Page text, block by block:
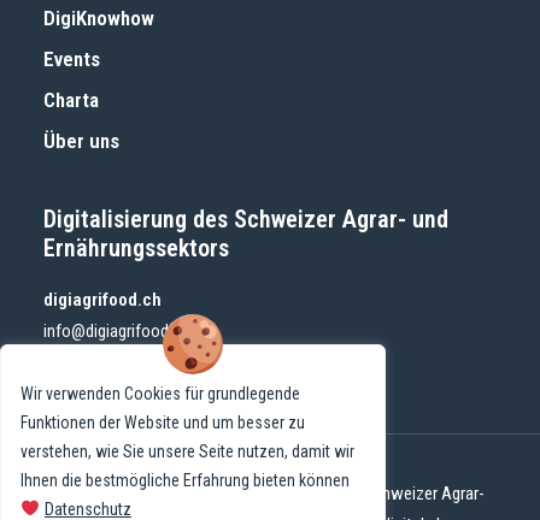
Wir verwenden Cookies für grundlegende
Funktionen der Website und um besser zu
verstehen, wie Sie unsere Seite nutzen, damit wir
Ihnen die bestmögliche Erfahrung bieten können
Datenschutz
DigiKnowhow
Events
Charta
Über uns
Digitalisierung des Schweizer Agrar- und
Ernährungssektors
digiagrifood.ch
info@digiagrifood.ch
© 2024 DigiAgriFoodCH | Digitalisierung des Schweizer Agrar-